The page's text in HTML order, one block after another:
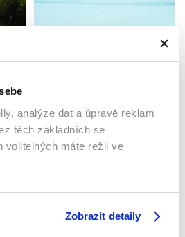
analýze dat a úpravě reklam
těch základních se
volitelných máte režii ve
Zobrazit detaily
60
Akvária na míru
2011 | USA | 55 min